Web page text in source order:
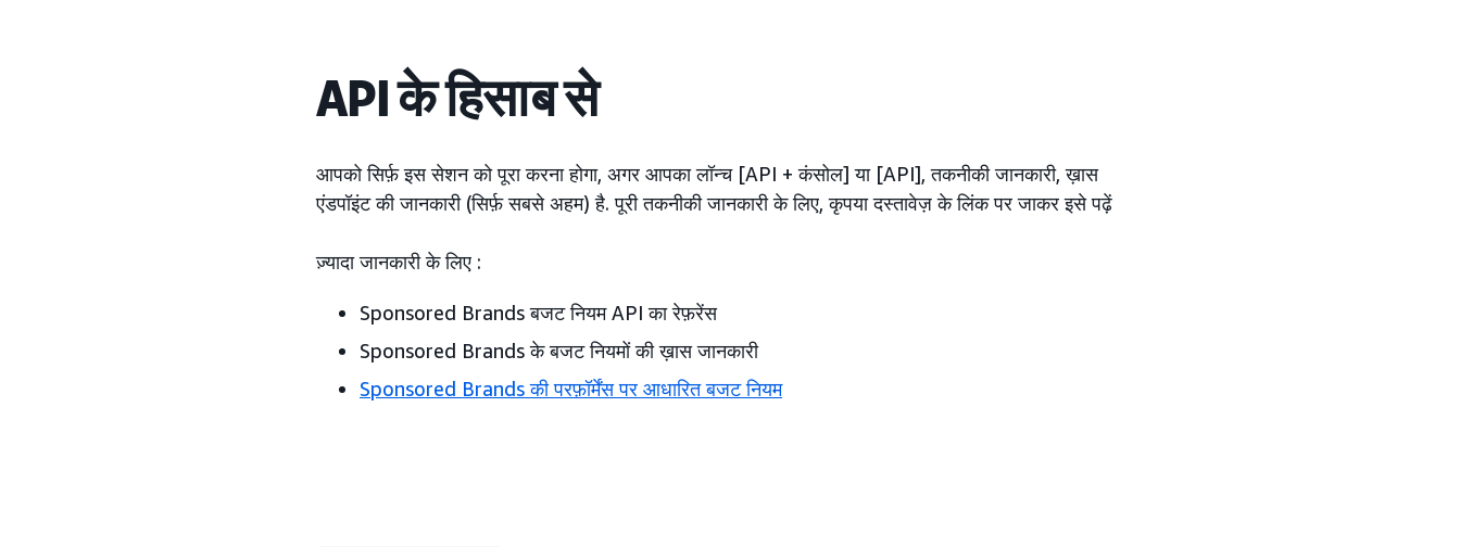
API के हिसाब से
आपको सिर्फ़ इस सेशन को पूरा करना होगा, अगर आपका लॉन्च [API + कंसोल] या [API], तकनीकी जानकारी, ख़ास
एंडपॉइंट की जानकारी (सिर्फ़ सबसे अहम) है. पूरी तकनीकी जानकारी के लिए, कृपया दस्तावेज़ के लिंक पर जाकर इसे पढ़ें
ज़्यादा जानकारी के लिए :
Sponsored Brands बजट नियम API का रेफ़रेंस
Sponsored Brands के बजट नियमों की ख़ास जानकारी
Sponsored Brands की परफ़ॉर्मेंस पर आधारित बजट नियम